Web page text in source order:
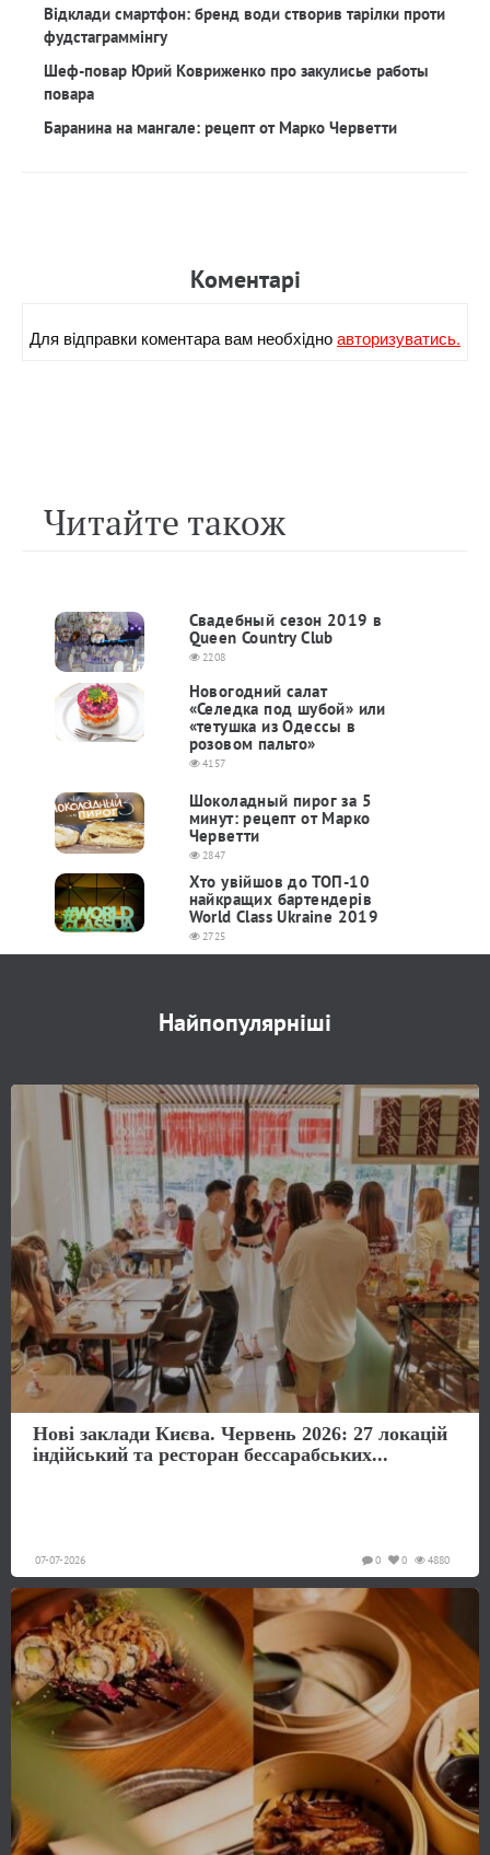
Відклади смартфон: бренд води створив тарілки проти
фудстаграммінгу
Шеф-повар Юрий Ковриженко про закулисье работы
повара
Баранина на мангале: рецепт от Марко Черветти
Коментарi
Для вiдправки коментара вам необхiдноавторизуватись.
Читайте також
Свадебный сезон 2019 в
Queen Country Club
2208
Новогодний салат
«Селедка под шубой» или
«тетушка из Одессы в
розовом пальто»
4157
Шоколадный пирог за 5
минут: рецепт от Марко
Черветти
2847
Хто увійшов до ТОП-10
найкращих бартендерів
World Class Ukraine 2019
2725
Найпопулярніші
Нові заклади Києва. Червень 2026: 27 локацій
індійський та ресторан бессарабських...
07-07-2026 4880
0
0